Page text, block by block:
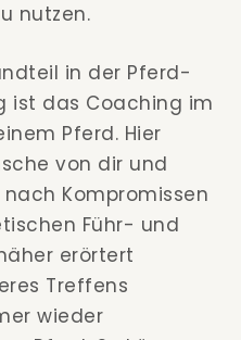
nutzen.
in der Pferd-
ist das Coaching im
Pferd. Hier
von dir und
Kompromissen
Führ- und
erörtert
Treffens
wieder